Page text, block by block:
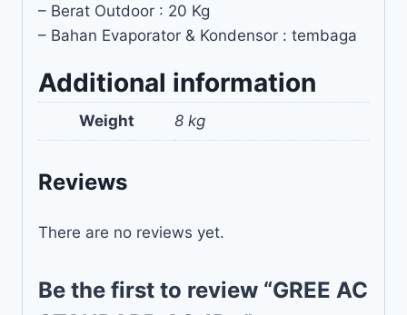
– Berat Outdoor : 20 Kg
– Bahan Evaporator & Kondensor : tembaga
Additional information
Weight 8 kg
Reviews
There are no reviews yet.
Be the first to review “GREE AC